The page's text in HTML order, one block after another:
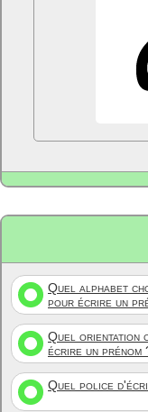
Quel alphabet
pour écrire un
Quel orientation
écrire un prénom
Quel police